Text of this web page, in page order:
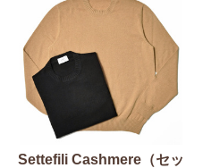
Settefili Cashmere（セッ